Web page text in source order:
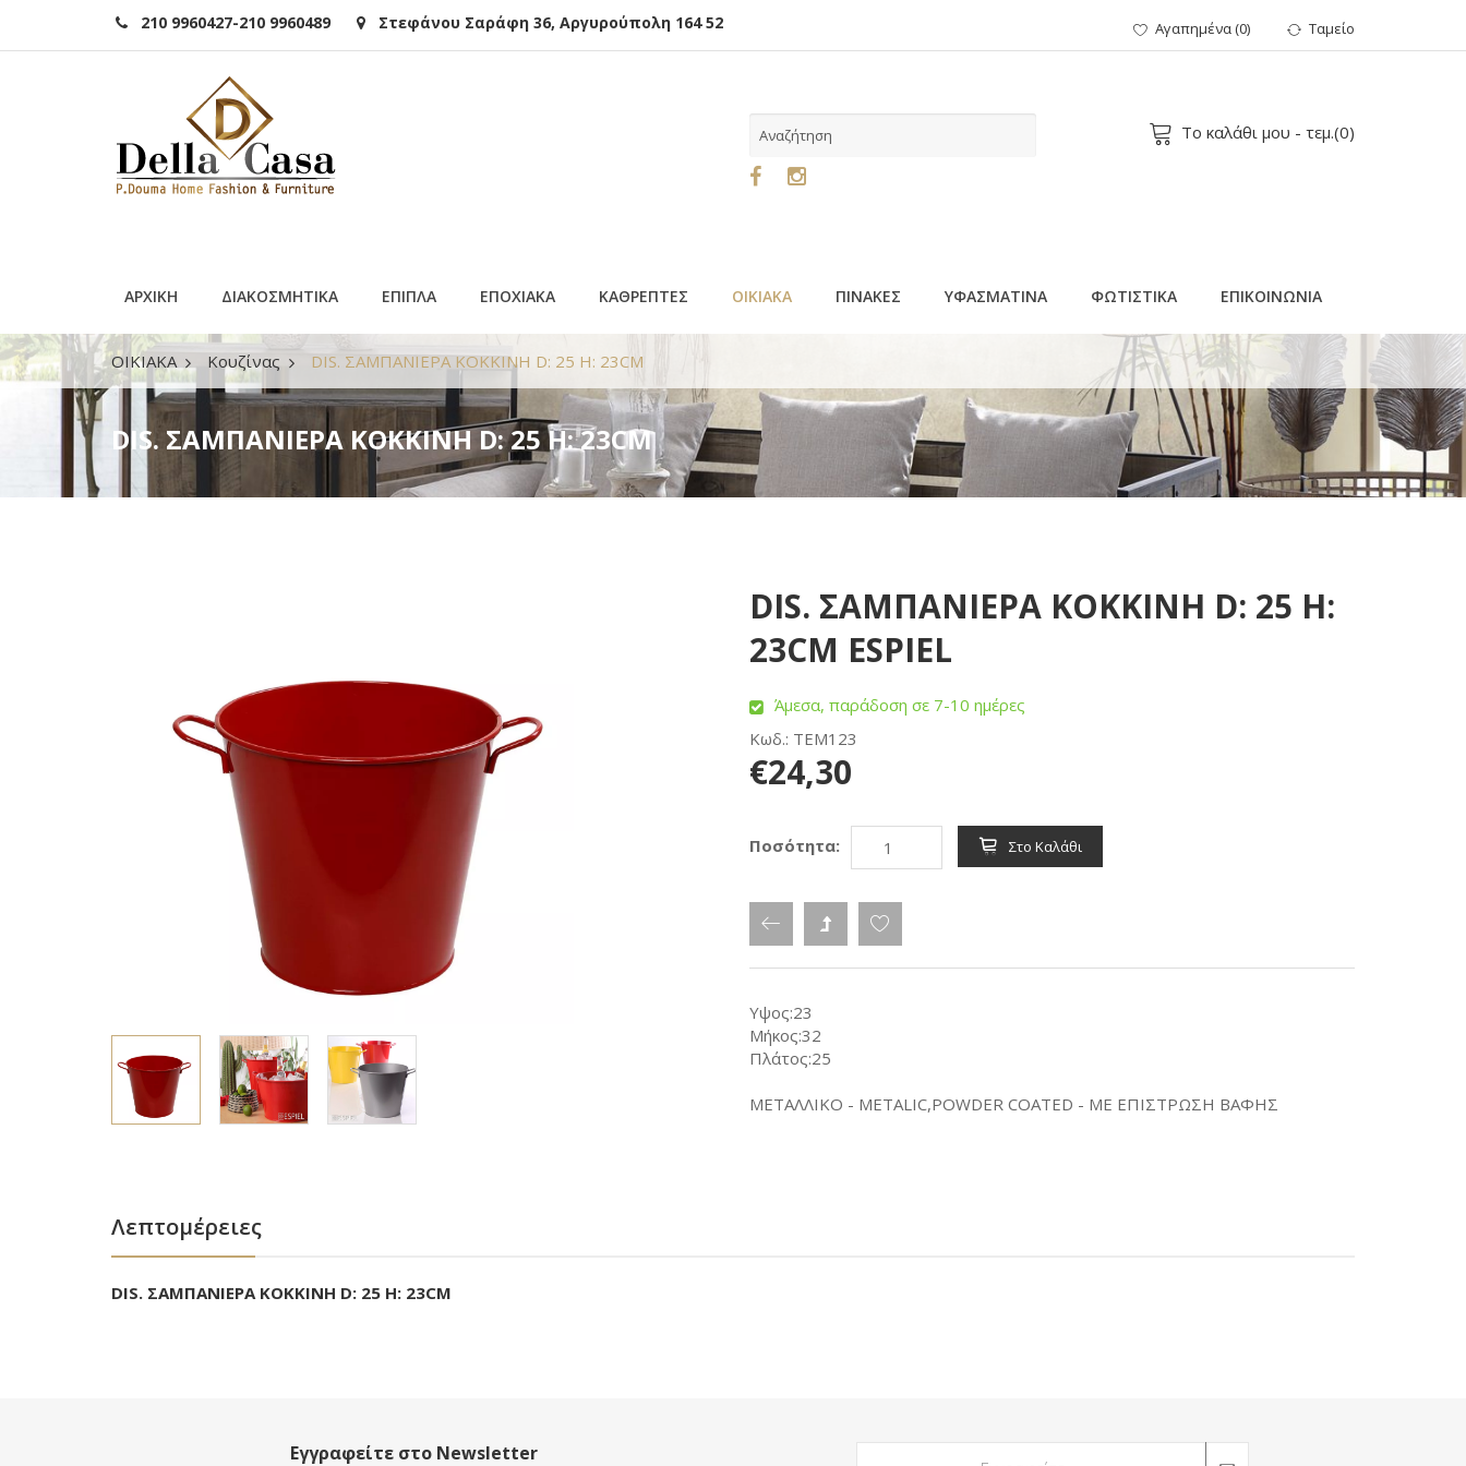
210 9960427-210 9960489 Στεφάνου Σαράφη 36, Αργυρούπολη 164 52 Αγαπημένα(0) Ταμείο
Το καλάθι μου - τεμ.(0)
ΑΡΧΙΚΗ ΔΙΑΚΟΣΜΗΤΙΚΑ ΕΠΙΠΛΑ ΕΠΟΧΙΑΚΑ ΚΑΘΡΕΠΤΕΣ ΟΙΚΙΑΚΑ ΠΙΝΑΚΕΣ ΥΦΑΣΜΑΤΙΝΑ ΦΩΤΙΣΤΙΚΑ ΕΠΙΚΟΙΝΩΝΙΑ
ΟΙΚΙΑΚΑ Κουζίνας DIS. ΣΑΜΠΑΝΙΕΡΑ ΚΟΚΚΙΝΗ D: 25 H: 23CM
DIS. ΣΑΜΠΑΝΙΕΡΑ ΚΟΚΚΙΝΗ D: 25 H: 23CM
DIS. ΣΑΜΠΑΝΙΕΡΑ ΚΟΚΚΙΝΗ D: 25 H:
23CM ESPIEL
Άμεσα, παράδοση σε 7-10 ημέρες
Κωδ.: TEM123
€24,30
Ποσότητα: Στο Καλάθι
Υψος:23
Μήκος:32
Πλάτος:25
ΜΕΤΑΛΛΙΚΟ - METALIC,POWDER COATED - ΜΕ ΕΠΙΣΤΡΩΣΗ ΒΑΦΗΣ
Λεπτομέρειες
DIS. ΣΑΜΠΑΝΙΕΡΑ ΚΟΚΚΙΝΗ D: 25 H: 23CM
Εγγραφείτε στο Newsletter